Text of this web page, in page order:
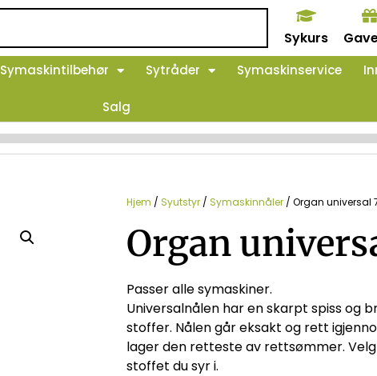
Sykurs
Symaskintilbehør Sytråder Symaskinservice
Salg
Hjem / Syutstyr / Symaskinnåler / Organ universal
Organ
Passer alle symaskiner.
Universalnålen har en skarpt spiss og
stoffer. Nålen går eksakt og rett
lager den retteste av rettsømmer.
stoffet du syr i.